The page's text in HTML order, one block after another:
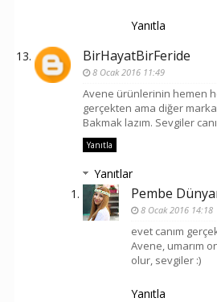
Yanıtla
BirHayatBirFeride
8 Ocak 2016 11:49
Avene ürünlerinin hemen
gerçekten ama diğer
Bakmak lazım. Sevgiler
Yanıtla
Yanıtlar
Pembe
8 Ocak 2016 14:18
evet canım
Avene, umarım
olur, sevgiler :)
Yanıtla